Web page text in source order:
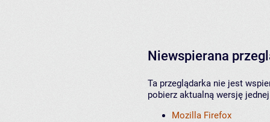
Niewspierana
Ta przeglądarka nie jest
pobierz aktualną wersję
Mozilla Firefox